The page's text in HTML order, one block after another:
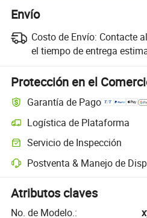
Envío
Costo de Envío: Contacte
el tiempo de entrega
Protección en el
Garantía de Pago
Logística de Plataforma
Servicio de Inspección
Postventa & Manejo de
Atributos claves
No. de Modelo.: